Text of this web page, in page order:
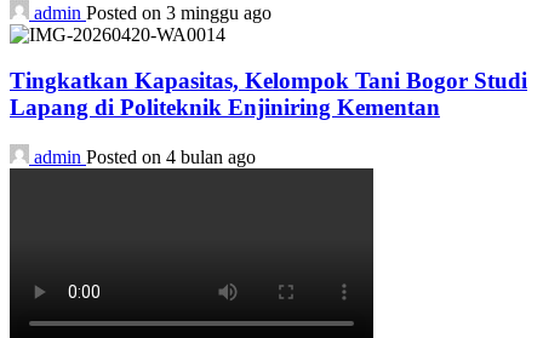
admin Posted on 3 minggu ago
Tingkatkan Kapasitas, Kelompok Tani Bogor Studi
Lapang di Politeknik Enjiniring Kementan
admin Posted on 4 bulan ago